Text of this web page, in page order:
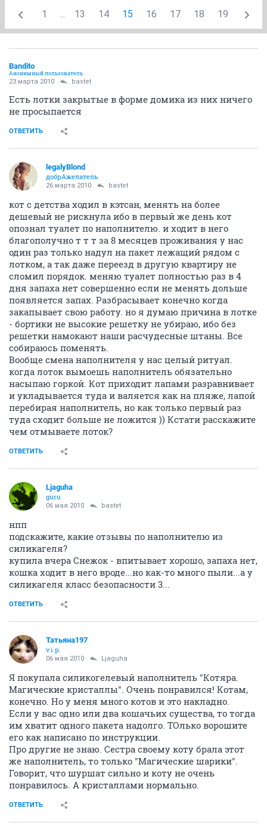
1 ... 13 14 15 16 17 18 19
Bandito
Анонимный пользователь
23 марта 2010 bastet
Есть лотки закрытые в форме домика из них ничего
не просыпается
ОТВЕТИТЬ
legalyBlond
добрАжелатель
26 марта 2010 bastet
кот с детства ходил в кэтсан, менять на более
дешевый не рискнула ибо в первый же день кот
опознал туалет по наполнителю. и ходит в него
благополучно т т т за 8 месяцев проживания у нас
один раз только надул на пакет лежащий рядом с
лотком, а так даже переезд в другую квартиру не
сломил порядок. меняю туалет полностью раз в 4
дня запаха нет совершенно если не менять дольше
появляется запах. Разбрасывает конечно когда
закапывает свою работу. но я думаю причина в лотке
- бортики не высокие решетку не убираю, ибо без
решетки намокают наши расчудесные штаны. Все
собираюсь поменять.
Вообще смена наполнителя у нас целый ритуал.
когда лоток вымоешь наполнитель обязательно
насыпаю горкой. Кот приходит лапами разравнивает
и укладывается туда и валяется как на пляже, лапой
перебирая наполнитель, но как только первый раз
туда сходит больше не ложится )) Кстати расскажите
чем отмываете лоток?
ОТВЕТИТЬ
Ljaguha
guru
06 мая 2010 bastet
нпп
подскажите, какие отзывы по наполнителю из
силикагеля?
купила вчера Снежок - впитывает хорошо, запаха нет,
кошка ходит в него вроде...но как-то много пыли...а у
силикагеля класс безопасности 3...
ОТВЕТИТЬ
Татьяна197
v.i.p.
06 мая 2010 Ljaguha
Я покупала силикогелевый наполнитель "Котяра.
Магические кристаллы". Очень понравился! Котам,
конечно. Но у меня много котов и это накладно.
Если у вас одно или два кошачьих существа, то тогда
им хватит одного пакета надолго. ТОлько ворошите
его как написано по инструкции.
Про другие не знаю. Сестра своему коту брала этот
же наполнитель, то только "Магические шарики".
Говорит, что шуршат сильно и коту не очень
понравилось. А кристаллами нормально.
ОТВЕТИТЬ